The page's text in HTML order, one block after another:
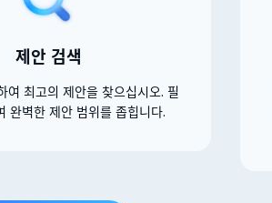
제안 검색
여 최고의 제안을 찾으십시오. 필
완벽한 제안 범위를 좁힙니다.